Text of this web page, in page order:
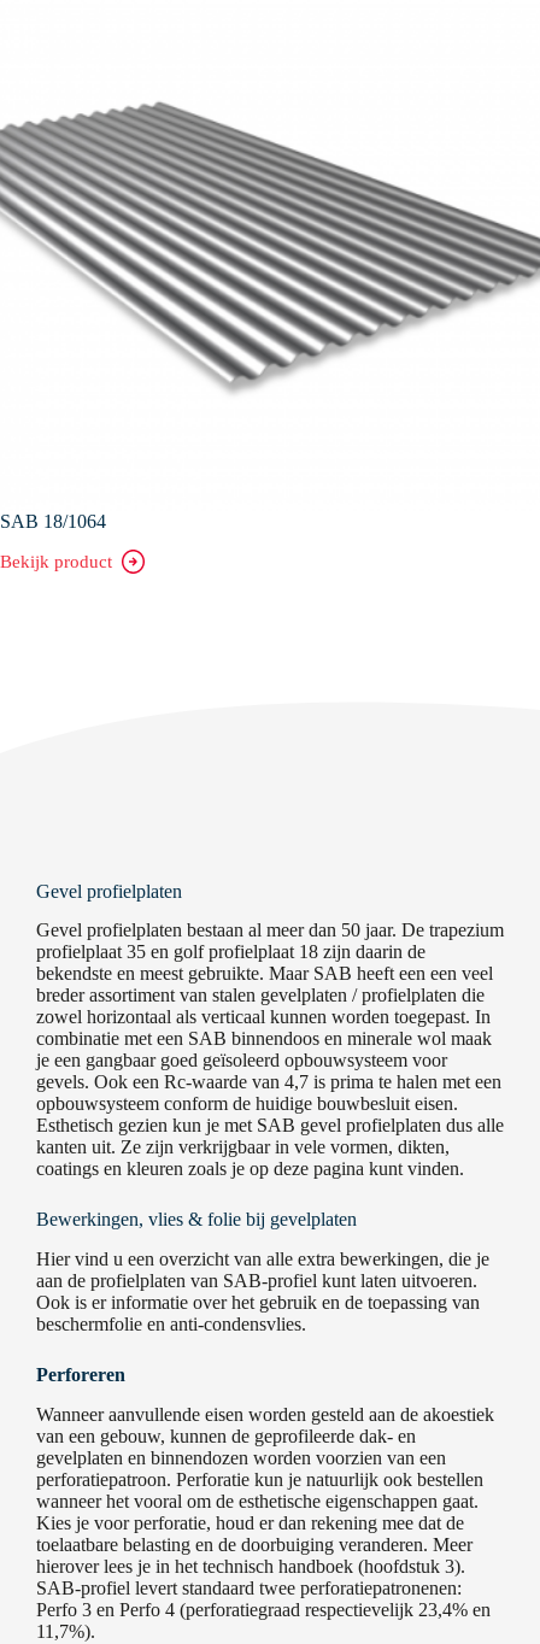
SAB 18/1064
Bekijk product
SAB
Gevel profielplaten
Gevel profielplaten bestaan al meer dan 50 jaar. De trapezium
profielplaat 35 en golf profielplaat 18 zijn daarin de
bekendste en meest gebruikte. Maar SAB heeft een een veel
breder assortiment van stalen gevelplaten / profielplaten die
zowel horizontaal als verticaal kunnen worden toegepast. In
combinatie met een SAB binnendoos en minerale wol maak
je een gangbaar goed geïsoleerd opbouwsysteem voor
gevels. Ook een Rc-waarde van 4,7 is prima te halen met een
opbouwsysteem conform de huidige bouwbesluit eisen.
Esthetisch gezien kun je met SAB gevel profielplaten dus alle
kanten uit. Ze zijn verkrijgbaar in vele vormen, dikten,
coatings en kleuren zoals je op deze pagina kunt vinden.
Bewerkingen, vlies & folie bij gevelplaten
Hier vind u een overzicht van alle extra bewerkingen, die je
aan de profielplaten van SAB-profiel kunt laten uitvoeren.
Ook is er informatie over het gebruik en de toepassing van
beschermfolie en anti-condensvlies.
Perforeren
Wanneer aanvullende eisen worden gesteld aan de akoestiek
van een gebouw, kunnen de geprofileerde dak- en
gevelplaten en binnendozen worden voorzien van een
perforatiepatroon. Perforatie kun je natuurlijk ook bestellen
wanneer het vooral om de esthetische eigenschappen gaat.
Kies je voor perforatie, houd er dan rekening mee dat de
toelaatbare belasting en de doorbuiging veranderen. Meer
hierover lees je in het technisch handboek (hoofdstuk 3).
SAB-profiel levert standaard twee perforatiepatronenen:
Perfo 3 en Perfo 4 (perforatiegraad respectievelijk 23,4% en
11,7%).